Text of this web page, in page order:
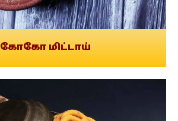
கோகோ மிட்டாய்